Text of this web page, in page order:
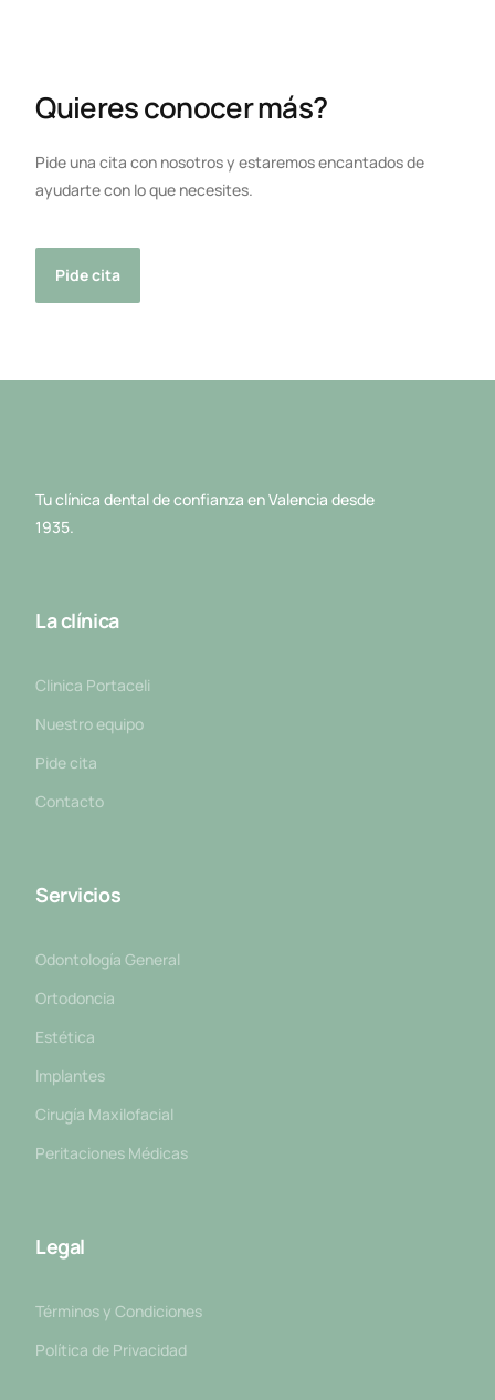
Quieres conocer más?
Pide una cita con nosotros y estaremos encantados de
ayudarte con lo que necesites.
Pide cita
Tu clínica dental de confianza en Valencia desde
1935.
La clínica
Clinica Portaceli
Nuestro equipo
Pide cita
Contacto
Servicios
Odontología General
Ortodoncia
Estética
Implantes
Cirugía Maxilofacial
Peritaciones Médicas
Legal
Términos y Condiciones
Política de Privacidad